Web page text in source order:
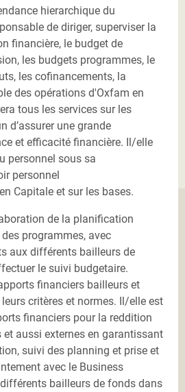
hierarchique du
de diriger, superviser la
financière, le budget de
les budgets programmes, le
les cofinancements, la
des opérations d'Oxfam en
tous les services sur les
d’assurer une grande
et efficacité financière. Il/elle
personnel sous sa
personnel
Capitale et sur les bases.
de la planification
programmes, avec
aux différents bailleurs de
le suivi budgetaire.
financiers bailleurs et
critères et normes. Il/elle est
financiers pour la reddition
aussi externes en garantissant
suivi des planning et prise et
avec le Business
bailleurs de fonds dans